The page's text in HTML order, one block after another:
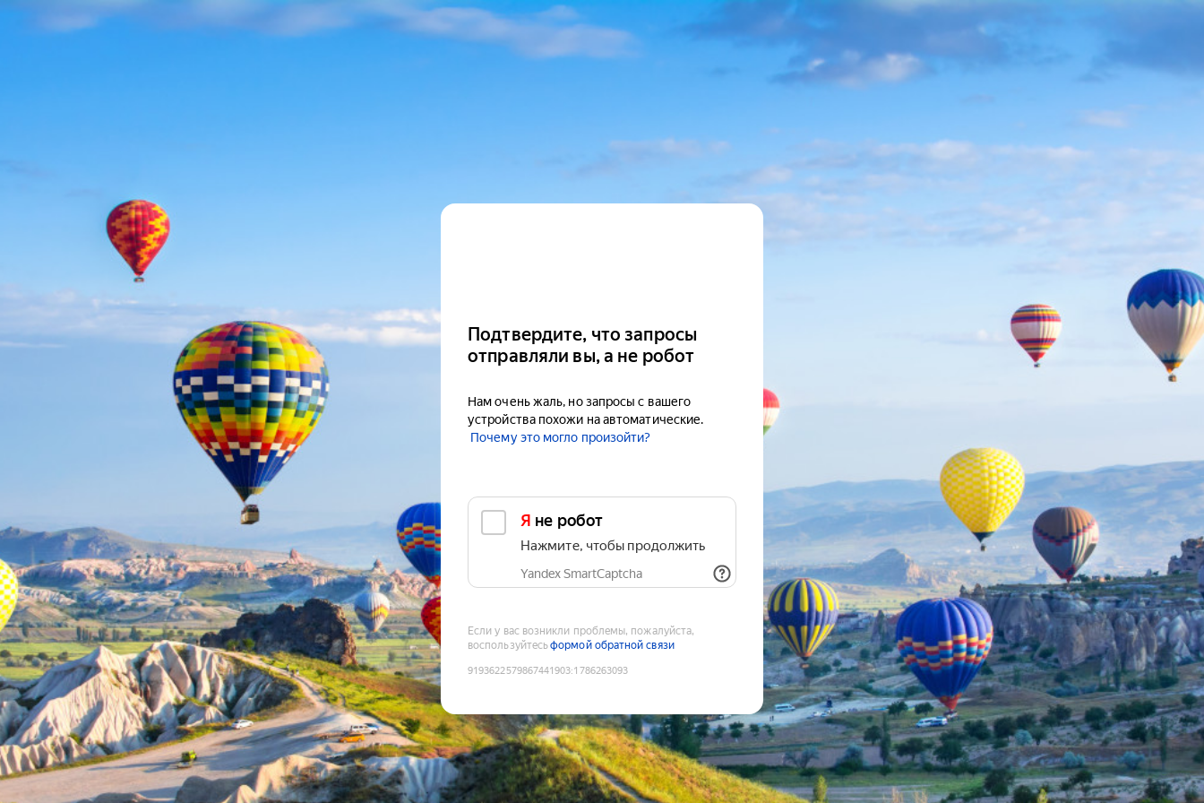
Подтвердите, что запросы
отправляли вы, а не робот
Нам очень жаль, но запросы с вашего
устройства похожи на автоматические.
Почему это могло произойти?
Я не робот
Нажмите, чтобы продолжить
Yandex SmartCaptcha
Если у вас возникли проблемы, пожалуйста,
воспользуйтесьформой обратной связи
9193622579867441903:1786263093